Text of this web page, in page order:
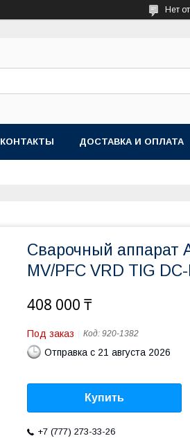
Нет
КОНТАКТЫ ДОСТАВКА И ОПЛАТА
Сварочный аппарат
MV/PFC VRD TIG
408 000 ₸
Под заказ Код: 920-1382
Отправка с 21 августа 2026
Купить
+7 (777) 273-33-26